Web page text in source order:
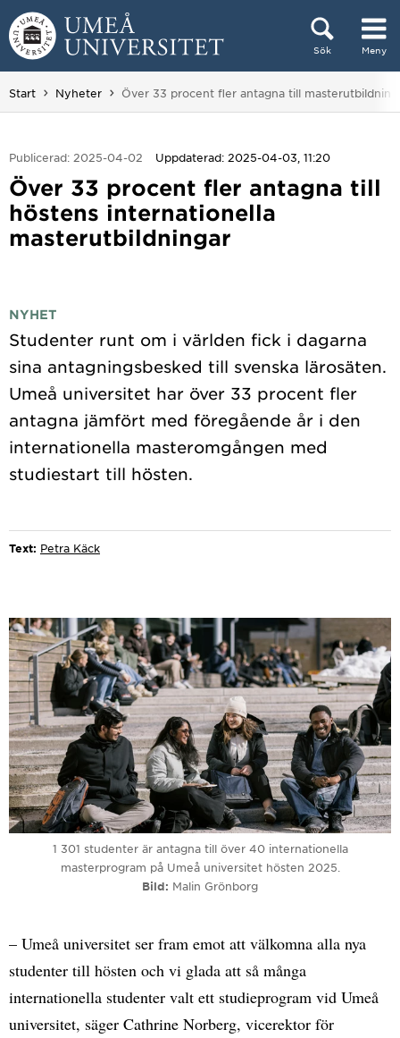
Hoppa direkt till innehållet
Sök Meny
Huvudmenyn dold.
Start Nyheter Du är här:
Över 33 procent fler antagna till
Publicerad: 2025-04-02 Uppdaterad: 2025-04-03, 11:20
Över 33 procent fler antagna till
höstens internationella
masterutbildningar
NYHET
Studenter runt om i världen fick i dagarna
sina antagningsbesked till svenska lärosäten.
Umeå universitet har över 33 procent fler
antagna jämfört med föregående år i den
internationella masteromgången med
studiestart till hösten.
Text: Petra Käck
1 301 studenter är antagna till över 40 internationella
masterprogram på Umeå universitet hösten 2025.
Bild
Malin Grönborg
– Umeå universitet ser fram emot att välkomna alla nya
studenter till hösten och vi glada att så många
internationella studenter valt ett studieprogram vid Umeå
universitet, säger Cathrine Norberg, vicerektor för